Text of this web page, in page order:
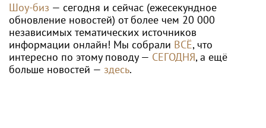
Шоу-биз — сегодня и сейчас (ежесекундное
обновление новостей) от более чем 20 000
независимых тематических источников
информации онлайн! Мы собрали ВСЁ, что
интересно по этому поводу — СЕГОДНЯ, а ещё
больше новостей — здесь.